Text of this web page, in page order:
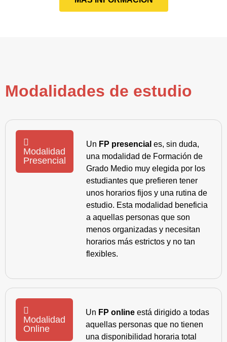
Modalidades de estudio
Modalidad
Presencial
Un FP presencial es, sin duda,
una modalidad de Formación de
Grado Medio muy elegida por los
estudiantes que prefieren tener
unos horarios fijos y una rutina de
estudio. Esta modalidad beneficia
a aquellas personas que son
menos organizadas y necesitan
horarios más estrictos y no tan
flexibles.
Modalidad
Online
Un FP online está dirigido a todas
aquellas personas que no tienen
una disponibilidad horaria total